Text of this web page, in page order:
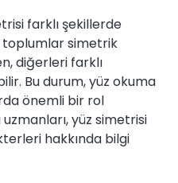
farklı şekillerde
toplumlar simetrik
diğerleri farklı
Bu durum, yüz okuma
önemli bir rol
yüz simetrisi
hakkında bilgi